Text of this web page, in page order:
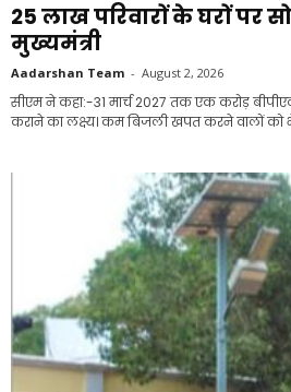
25 लाख परिवारों के घरों पर
मुख्यमंत्री
Aadarshan Team - August 2, 2026
सीएम ने कहा:-31 मार्च 2027 तक एक करोड़
कराने का लक्ष्य। कम बिजली खपत करने वालों को